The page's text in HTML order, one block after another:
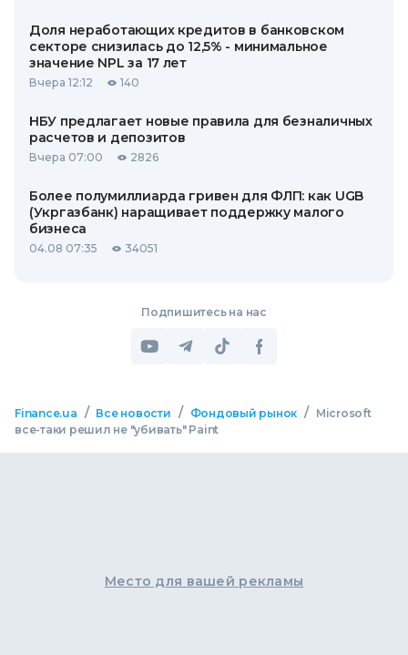
Доля неработающих кредитов в банковском
секторе снизилась до 12,5% - минимальное
значение NPL за 17 лет
Вчера 12:12 140
НБУ предлагает новые правила для безналичных
расчетов и депозитов
Вчера 07:00 2826
Более полумиллиарда гривен для ФЛП: как UGB
(Укргазбанк) наращивает поддержку малого
бизнеса
04.08 07:35 34051
Подпишитесь на нас
Finance.ua / Все новости / Фондовый рынок /
Microsoft
все-таки решил не "убивать" Paint
Место для вашей рекламы